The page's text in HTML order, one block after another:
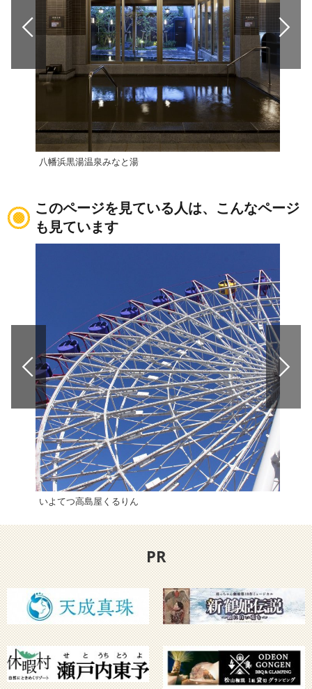
八幡浜黒湯温泉みなと湯
このページを見ている人は、こんなページ
も見ています
いよてつ高島屋くるりん
PR